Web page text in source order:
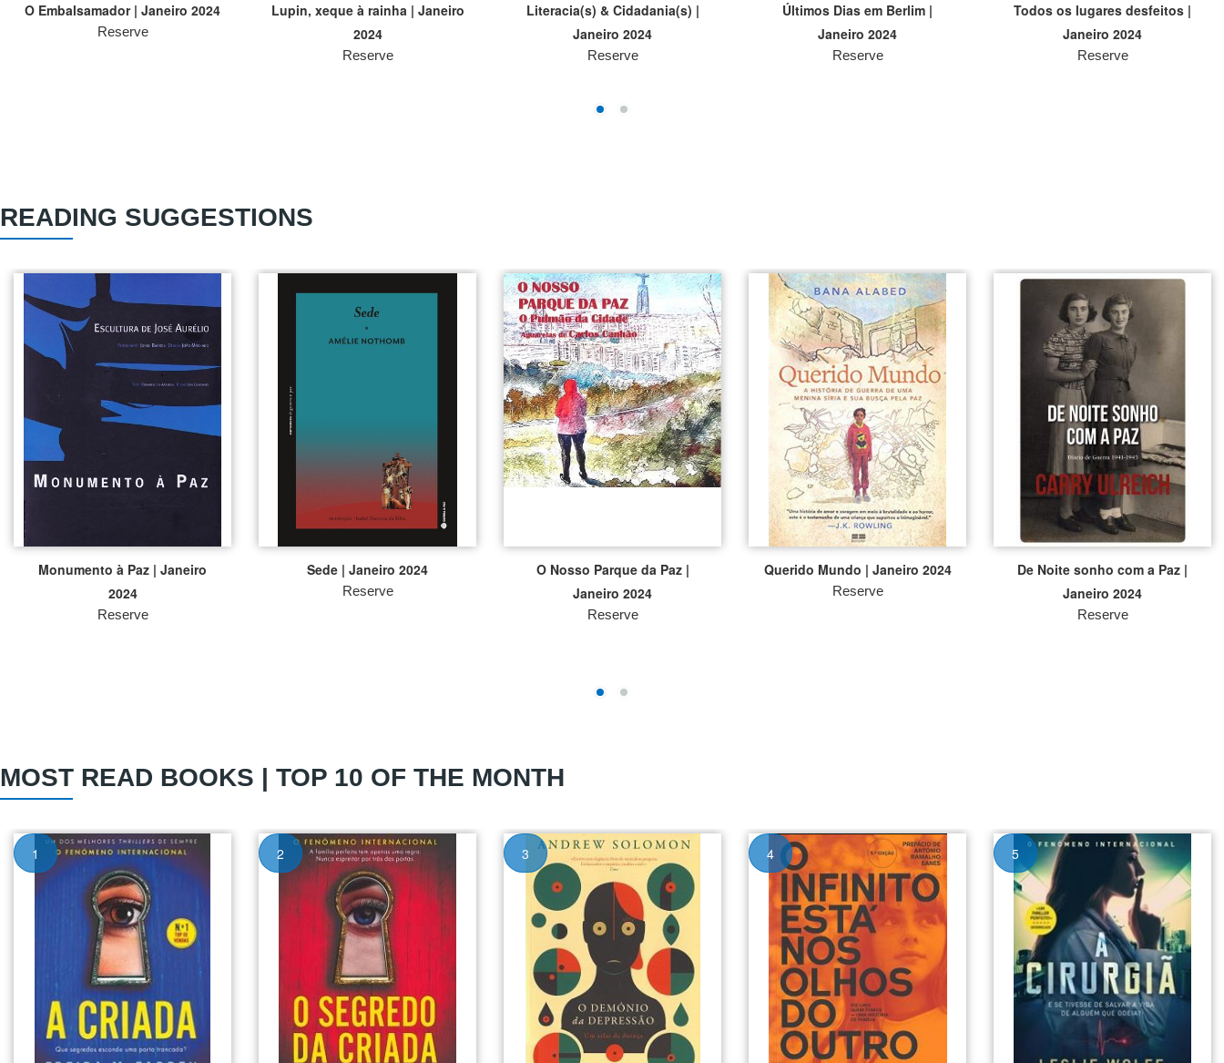
O Embalsamador | Janeiro 2024
Reserve
Lupin, xeque à rainha | Janeiro
2024
Reserve
Literacia(s) & Cidadania(s) |
Janeiro 2024
Reserve
Últimos Dias em Berlim |
Janeiro 2024
Reserve
Todos os lugares desfeitos |
Janeiro 2024
Reserve
READING SUGGESTIONS
Monumento à Paz | Janeiro
2024
Reserve
Sede | Janeiro 2024
Reserve
O Nosso Parque da Paz |
Janeiro 2024
Reserve
Querido Mundo | Janeiro 2024
Reserve
De Noite sonho com a Paz |
Janeiro 2024
Reserve
MOST READ BOOKS | TOP 10 OF THE MONTH
1 2 3 4 5